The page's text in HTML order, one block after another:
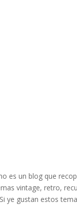
es un blog que
vintage, retro,
ye gustan estos